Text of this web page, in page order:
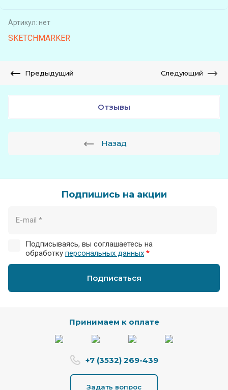
Артикул: нет
SKETCHMARKER
Предыдущий Следующий
Отзывы
Назад
Подпишись на акции
Подписываясь, вы соглашаетесь на
обработку персональных данных *
Подписаться
Принимаем к оплате
+7 (3532) 269-439
Задать вопрос